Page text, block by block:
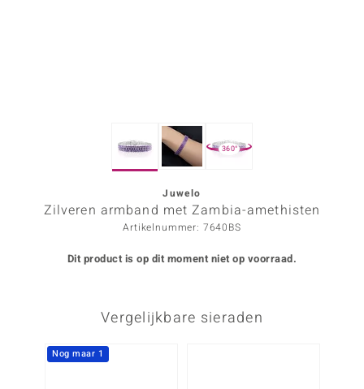
360°
Juwelo
Zilveren armband met Zambia-amethisten
Artikelnummer: 7640BS
Dit product is op dit moment niet op voorraad.
Vergelijkbare sieraden
Nog maar 1